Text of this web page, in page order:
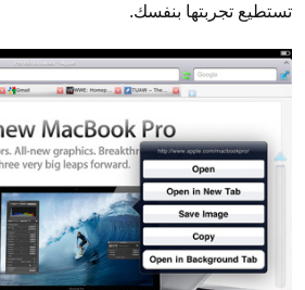
تستطيع تجربتها بنفسك.